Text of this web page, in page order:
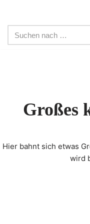
Zum
Inhalt
Großes
Hier bahnt sich etwas
wird